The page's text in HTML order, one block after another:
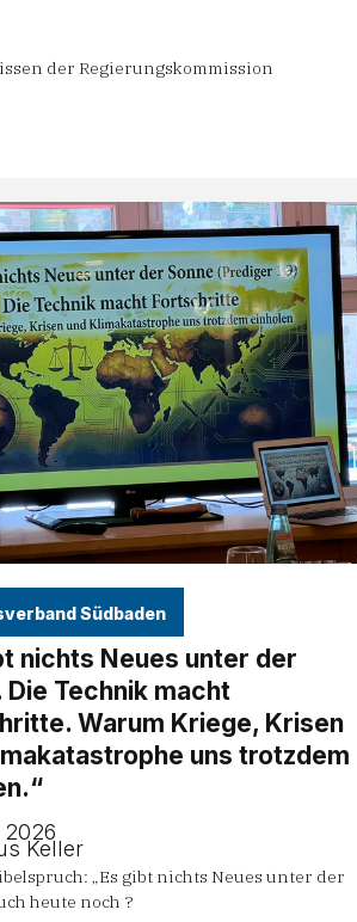
der Regierungskommission
Südbaden
nichts Neues unter der
Die Technik macht
Warum Kriege, Krisen
uns trotzdem
2026
Keller
„Es gibt nichts Neues unter der
heute noch ?